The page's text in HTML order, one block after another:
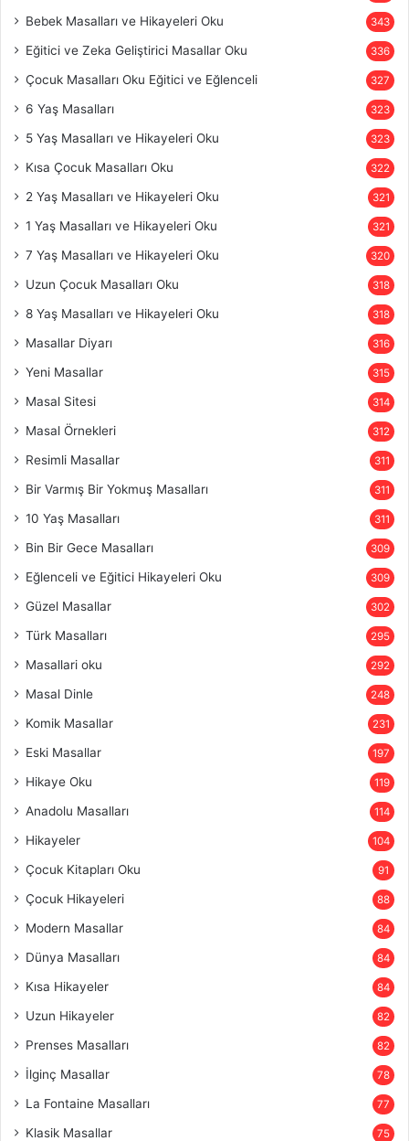
Bebek Masalları ve Hikayeleri Oku 343
Eğitici ve Zeka Geliştirici Masallar Oku 336
Çocuk Masalları Oku Eğitici ve Eğlenceli 327
6 Yaş Masalları 323
5 Yaş Masalları ve Hikayeleri Oku 323
Kısa Çocuk Masalları Oku 322
2 Yaş Masalları ve Hikayeleri Oku 321
1 Yaş Masalları ve Hikayeleri Oku 321
7 Yaş Masalları ve Hikayeleri Oku 320
Uzun Çocuk Masalları Oku 318
8 Yaş Masalları ve Hikayeleri Oku 318
Masallar Diyarı 316
Yeni Masallar 315
Masal Sitesi 314
Masal Örnekleri 312
Resimli Masallar 311
Bir Varmış Bir Yokmuş Masalları 311
10 Yaş Masalları 311
Bin Bir Gece Masalları 309
Eğlenceli ve Eğitici Hikayeleri Oku 309
Güzel Masallar 302
Türk Masalları 295
Masallari oku 292
Masal Dinle 248
Komik Masallar 231
Eski Masallar 197
Hikaye Oku 119
Anadolu Masalları 114
Hikayeler 104
Çocuk Kitapları Oku 91
Çocuk Hikayeleri 88
Modern Masallar 84
Dünya Masalları 84
Kısa Hikayeler 84
Uzun Hikayeler 82
Prenses Masalları 82
İlginç Masallar 78
La Fontaine Masalları 77
Klasik Masallar 75